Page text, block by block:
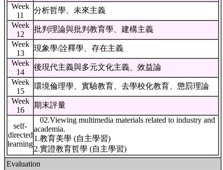
Week
11
分析哲學、未來主義
Week
12
批判理論與批判教育學、建構主義
Week
13
現象學/詮釋學、存在主義
Week
14
後現代主義與多元文化主義、效益論
Week
15
環境倫理學、實驗教育、去學校化教育、懲罰理論
Week
16
期末評量
self-
directed
learning
02.Viewing multimedia materials related to industry and
academia.
1.教育美學 (自主學習)
2.實證教育哲學 (自主學習)
Evaluation